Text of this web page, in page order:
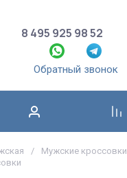
8 495 925 98 52
Обратный звонок
/ Мужские кроссовки